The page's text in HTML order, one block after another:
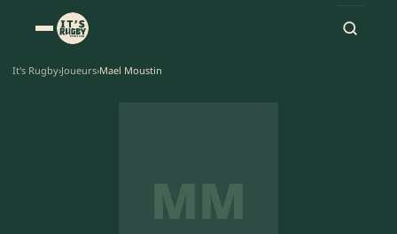
It's Rugby›Joueurs›Mael Moustin
MM